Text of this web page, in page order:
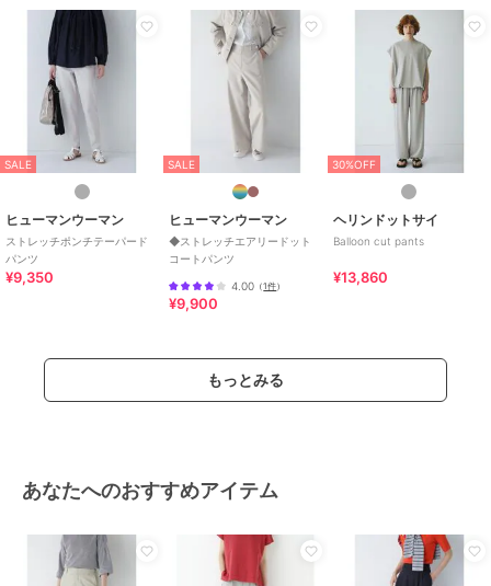
SALE
ヒューマンウーマン
ストレッチポンチテーパード
パンツ
¥9,350
SALE
ヒューマンウーマン
◆ストレッチエアリードット
コートパンツ
4.00 （1件）
¥9,900
30%OFF
ヘリンドットサイ
Balloon cut pants
¥13,860
もっとみる
あなたへのおすすめアイテム